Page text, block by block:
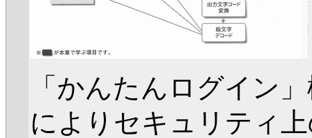
「かんたんログイン
によりセキュリティ